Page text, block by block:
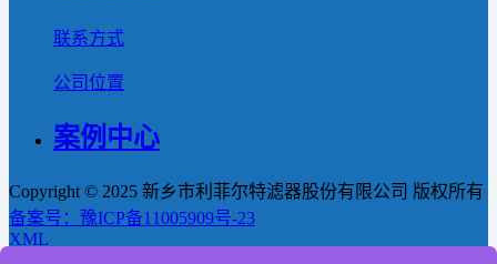
联系方式
公司位置
案例中心
Copyright © 2025 新乡市利菲尔特滤器股份有限公司 版权所有
备案号：豫ICP备11005909号-23
XML